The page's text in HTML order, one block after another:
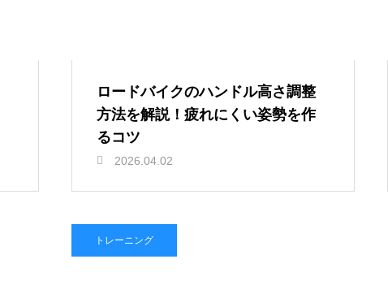
ロードバイクのハンドル高さ調整
方法を解説！疲れにくい姿勢を作
るコツ
2026.04.02
トレーニング